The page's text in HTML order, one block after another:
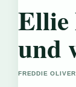
Ellie
und
FREDDIE